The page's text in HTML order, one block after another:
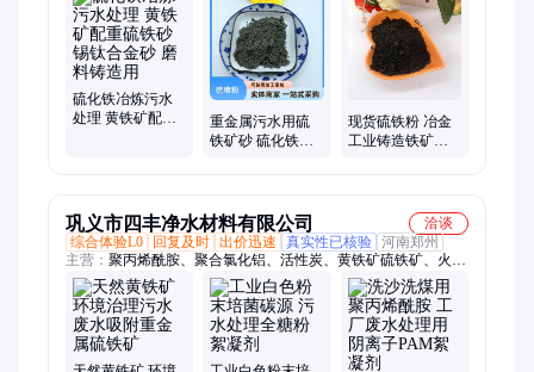
沸石粉、煅烧高岭土、水洗高岭土、滑石粉、负离子粉、硅藻
土、白云石粉、玻璃鳞片、高铝耐火粉、蓝晶石粉
硫化铁冶炼污水
处理 黄铁矿配重
重金属污水用硫
铁矿砂 硫化铁粉
现货硫铁粉 冶金
工业铸造铁矿粉
巩义市四丰净水材料有限公司
洽谈
综合体验L0
回复及时 出价迅速 真实性已核验 河南郑州
主营： 聚丙烯酰胺、聚合氯化铝、活性炭、黄铁矿硫铁矿、火山
岩滤料、陶粒滤料、填料